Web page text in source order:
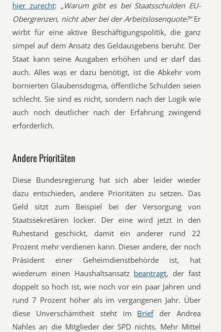
hier zurecht: „Warum gibt es bei Staatsschulden EU-
Obergrenzen, nicht aber bei der Arbeitslosenquote?“Er
wirbt für eine aktive Beschäftigungspolitik, die ganz
simpel auf dem Ansatz des Geldausgebens beruht. Der
Staat kann seine Ausgaben erhöhen und er darf das
auch. Alles was er dazu benötigt, ist die Abkehr vom
bornierten Glaubensdogma, öffentliche Schulden seien
schlecht. Sie sind es nicht, sondern nach der Logik wie
auch noch deutlicher nach der Erfahrung zwingend
erforderlich.
Andere Prioritäten
Diese Bundesregierung hat sich aber leider wieder
dazu entschieden, andere Prioritäten zu setzen. Das
Geld sitzt zum Beispiel bei der Versorgung von
Staatssekretären locker. Der eine wird jetzt in den
Ruhestand geschickt, damit ein anderer rund 22
Prozent mehr verdienen kann. Dieser andere, der noch
Präsident einer Geheimdienstbehörde ist, hat
wiederum einen Haushaltsansatz beantragt, der fast
doppelt so hoch ist, wie noch vor ein paar Jahren und
rund 7 Prozent höher als im vergangenen Jahr. Über
diese Unverschämtheit steht im Briefder Andrea
Nahles an die Mitglieder der SPD nichts. Mehr Mittel